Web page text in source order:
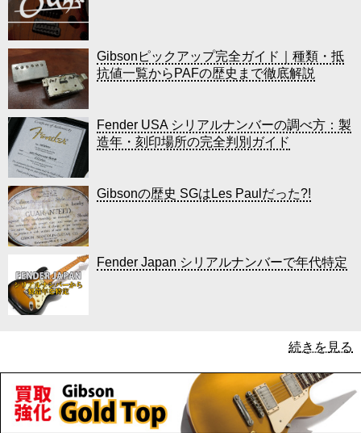
Gibsonピックアップ完全ガイド｜種類・抵
抗値一覧からPAFの歴史まで徹底解説
Fender USA シリアルナンバーの調べ方：製
造年・刻印場所の完全判別ガイド
Gibsonの歴史 SGはLes Paulだった?!
Fender Japan シリアルナンバーで年代特定
続きを見る